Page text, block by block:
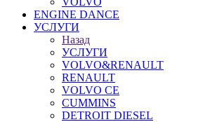
ENGINE DANCE
УСЛУГИ
Назад
УСЛУГИ
VOLVO&RENAULT
RENAULT
VOLVO CE
CUMMINS
DETROIT DIESEL